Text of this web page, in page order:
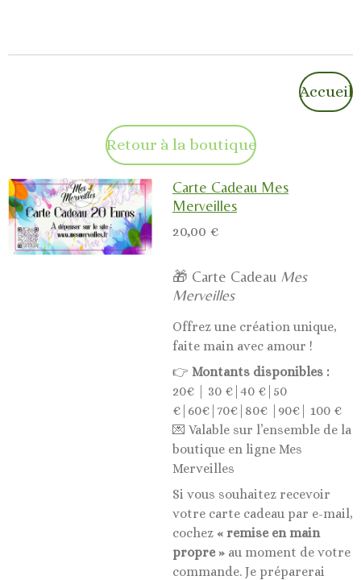
Accueil
Retour à la boutique
Carte Cadeau Mes
Merveilles
20,00 €
🎁 Carte Cadeau Mes
Merveilles
Offrez une création unique,
faite main avec amour !
👉 Montants disponibles :
20€ | 30 €|40 €|50
€|60€|70€|80€ |90€| 100 €
💌 Valable sur l’ensemble de la
boutique en ligne Mes
Merveilles
Si vous souhaitez recevoir
votre carte cadeau par e-mail,
cochez « remise en main
propre » au moment de votre
commande. Je préparerai